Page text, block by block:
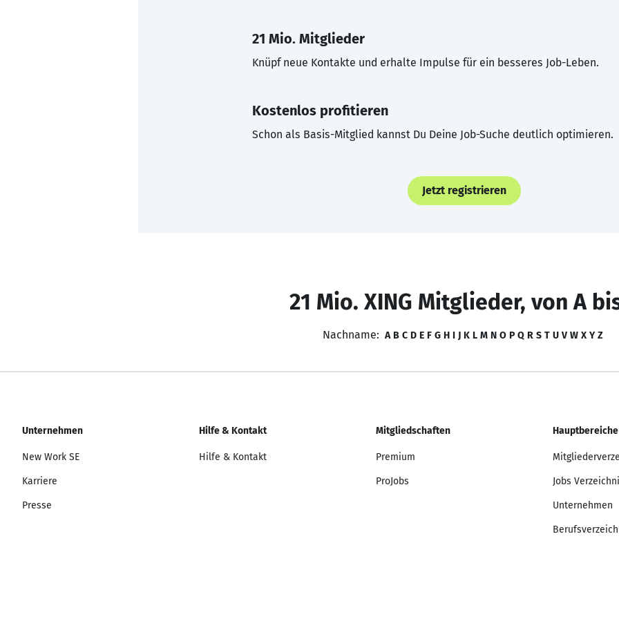
21 Mio. Mitglieder
Knüpf neue Kontakte und erhalte Impulse für ein besseres Job-Leben.
Kostenlos profitieren
Schon als Basis-Mitglied kannst Du Deine Job-Suche deutlich optimieren.
Jetzt registrieren
21 Mio. XING Mitglieder, von A
Nachname: A B C D E F G H I J K L M N O P Q R S T U V W X Y Z
Unternehmen
New Work SE
Karriere
Presse
Hilfe & Kontakt
Hilfe & Kontakt
Mitgliedschaften
Premium
ProJobs
Hauptbereiche
Jobs
Unternehmen